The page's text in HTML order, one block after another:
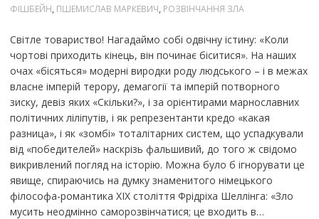
ФІШБЕЙН, ПШЕМИСЛАВ МАРКЕВИЧ, РОЗВІНЧАННЯ ЗЛА
Світле товариство! Нагадаймо собі одвічну істину: «Коли
чортові приходить кінець, він починає біситися». На наших
очах «бісяться» модерні виродки роду людського – і в межах
власне імперій терору, демагогії та імперій потворного
зиску, девіз яких «Скільки?», і за орієнтирами марнославних
політичних ліліпутів, і як репрезентанти кредо «какая
разница», і як «зомбі» тоталітарних систем, що успадкували
від «победителей» наскрізь фальшивий, до того ж свідомо
викривлений погляд на історію. Можна було б ігнорувати це
явище, спираючись на думку знаменитого німецького
філософа-романтика ХIХ століття Фрідріха Шеллінга: «Зло
мусить неодмінно саморозвінчатися; це входить в…